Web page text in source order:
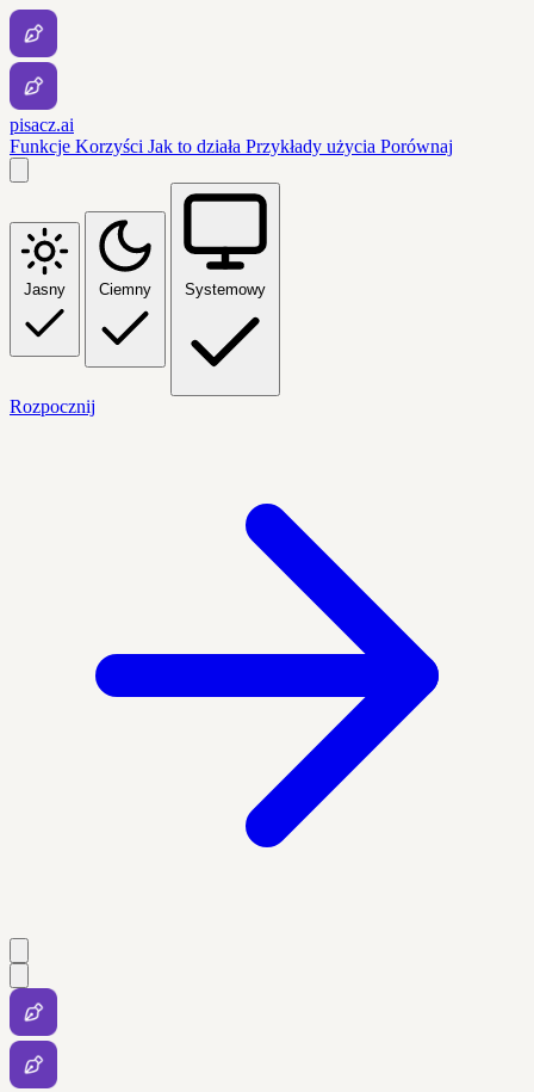
pisacz.ai
Funkcje Korzyści Jak to działa Przykłady użycia Porównaj
Jasny Ciemny Systemowy
Rozpocznij